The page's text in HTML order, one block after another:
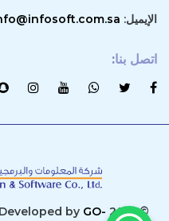
الإيميل:
اتصل بنا:
© 2019 Infosoft. All rights reserved. Developed by
GO-